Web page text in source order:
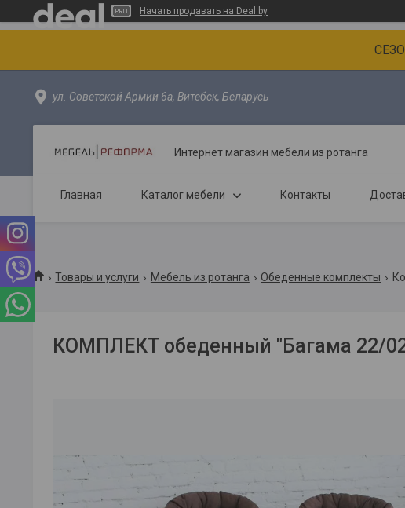
Начать продавать на Deal.by
ул. Советской Армии 6а, Витебск, Беларусь
Интернет магазин мебели из ротанга
Главная Каталог мебели Контакты
Товары и услуги Мебель из ротанга Обеденные комплекты
КОМПЛЕКТ обеденный "Багама 22/